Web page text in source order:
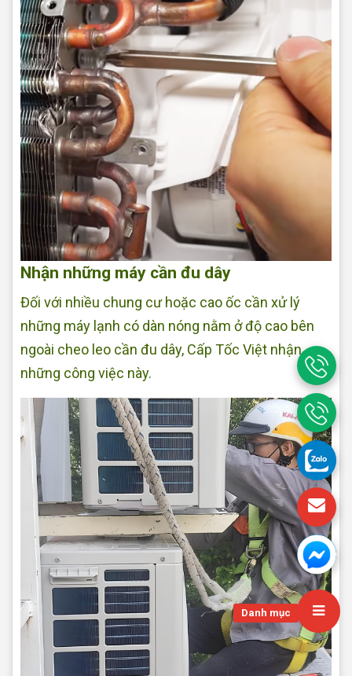
Nhận những máy cần đu dây
Đối với nhiều chung cư hoặc cao ốc cần xử lý
những máy lạnh có dàn nóng nằm ở độ cao bên
ngoài cheo leo cần đu dây, Cấp Tốc Việt nhận
những công việc này.
Danh mục